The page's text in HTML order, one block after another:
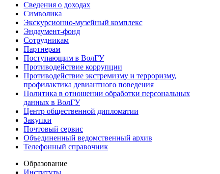
Сведения о доходах
Символика
Экскурсионно-музейный комплекс
Эндаумент-фонд
Сотрудникам
Партнерам
Поступающим в ВолГУ
Противодействие коррупции
Противодействие экстремизму и терроризму,
профилактика девиантного поведения
Политика в отношении обработки персональных
данных в ВолГУ
Центр общественной дипломатии
Закупки
Почтовый сервис
Объединенный ведомственный архив
Телефонный справочник
Образование
Институты